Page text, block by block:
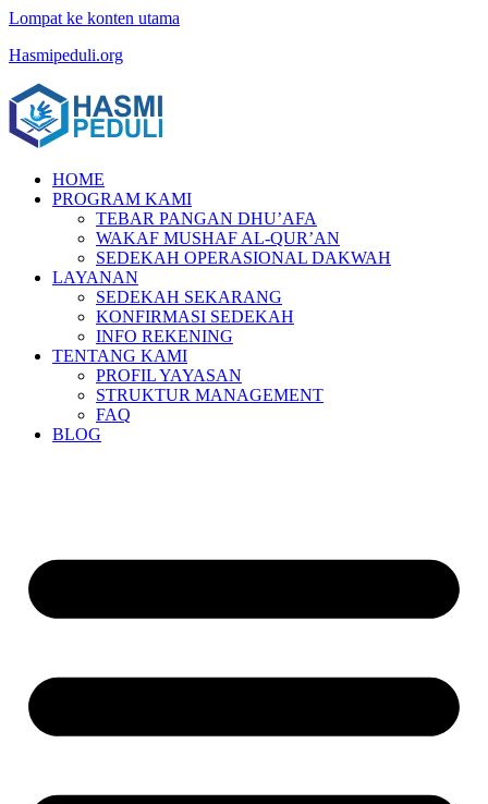
Lompat ke konten utama
Hasmipeduli.org
HOME
PROGRAM KAMI
TEBAR PANGAN DHU’AFA
WAKAF MUSHAF AL-QUR’AN
SEDEKAH OPERASIONAL DAKWAH
LAYANAN
SEDEKAH SEKARANG
KONFIRMASI SEDEKAH
INFO REKENING
TENTANG KAMI
PROFIL YAYASAN
STRUKTUR MANAGEMENT
FAQ
BLOG